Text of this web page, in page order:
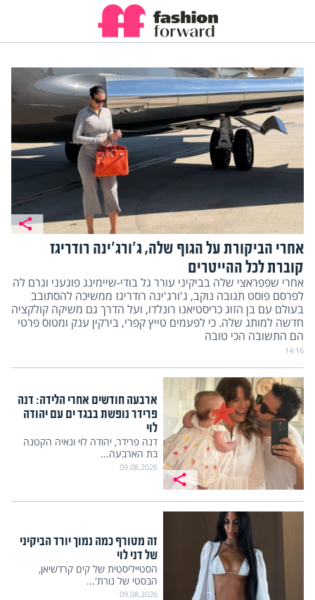
אחרי הביקורת על הגוף שלה, ג'ורג'ינה רודריגז
קוברת לכל ההייטרים
אחרי שפפראצי שלה בביקיני עורר גל בודי-שיימינג פוגעני וגרם לה
לפרסם פוסט תגובה נוקב, ג'ורג'ינה רודריגז ממשיכה להסתובב
בעולם עם בן הזוג כריסטיאנו רונלדו, ועל הדרך גם משיקה קולקציה
חדשה למותג שלה. כי לפעמים טייץ קפרי, בירקין ענק ומטוס פרטי
הם התשובה הכי טובה
14:16
ארבעה חודשים אחרי הלידה: דנה
פרידר נופשת בבגד ים עם יהודה
לוי
דנה פרידר, יהודה לוי ונאיה הקטנה
בת הארבעה...
09.08.2026
זה מטורף כמה נמוך יורד הביקיני
של דני לוי
הסטייליסטית של קים קרדשיאן,
הבסטי של נורת'...
09.08.2026